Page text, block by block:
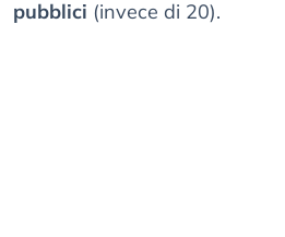
pubblici (invece di 20).